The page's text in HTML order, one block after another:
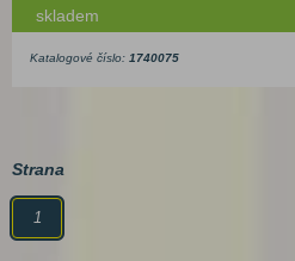
skladem
Katalogové číslo: 1740075
Strana
1